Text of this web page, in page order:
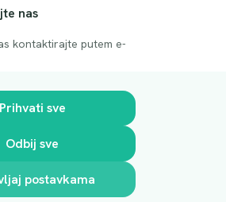
nas
kontaktirajte putem e-
je zaštićena reCAPTCHA
Prihvati sve
Odbij sve
postavkama